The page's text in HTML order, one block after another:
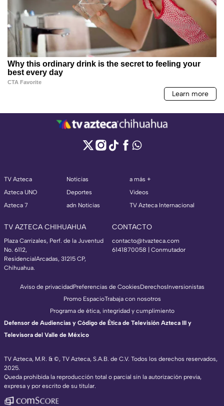
TV Azteca
Azteca UNO
Azteca 7
Noticias
Deportes
adn Noticias
a más +
Videos
TV Azteca Internacional
TV AZTECA CHIHUAHUA
Plaza Carrizales, Perf. de la Juventud
No. 6112,
ResidencialArcadas, 31215 CP,
Chihuahua.
CONTACTO
contacto@tvazteca.com
6141870058 | Conmutador
TV Azteca, M.R. & ©, TV Azteca, S.A.B. de C.V. Todos los derechos reservados,
2025.
Queda prohibida la reproducción total o parcial sin la autorización previa,
expresa y por escrito de su titular.
Aviso de privacidadPreferencias de CookiesDerechosInversionistas
Promo EspacioTrabaja con nosotros
Programa de ética, integridad y cumplimiento
Defensor de Audiencias y Código de Ética de Televisión Azteca III y
Televisora del Valle de México